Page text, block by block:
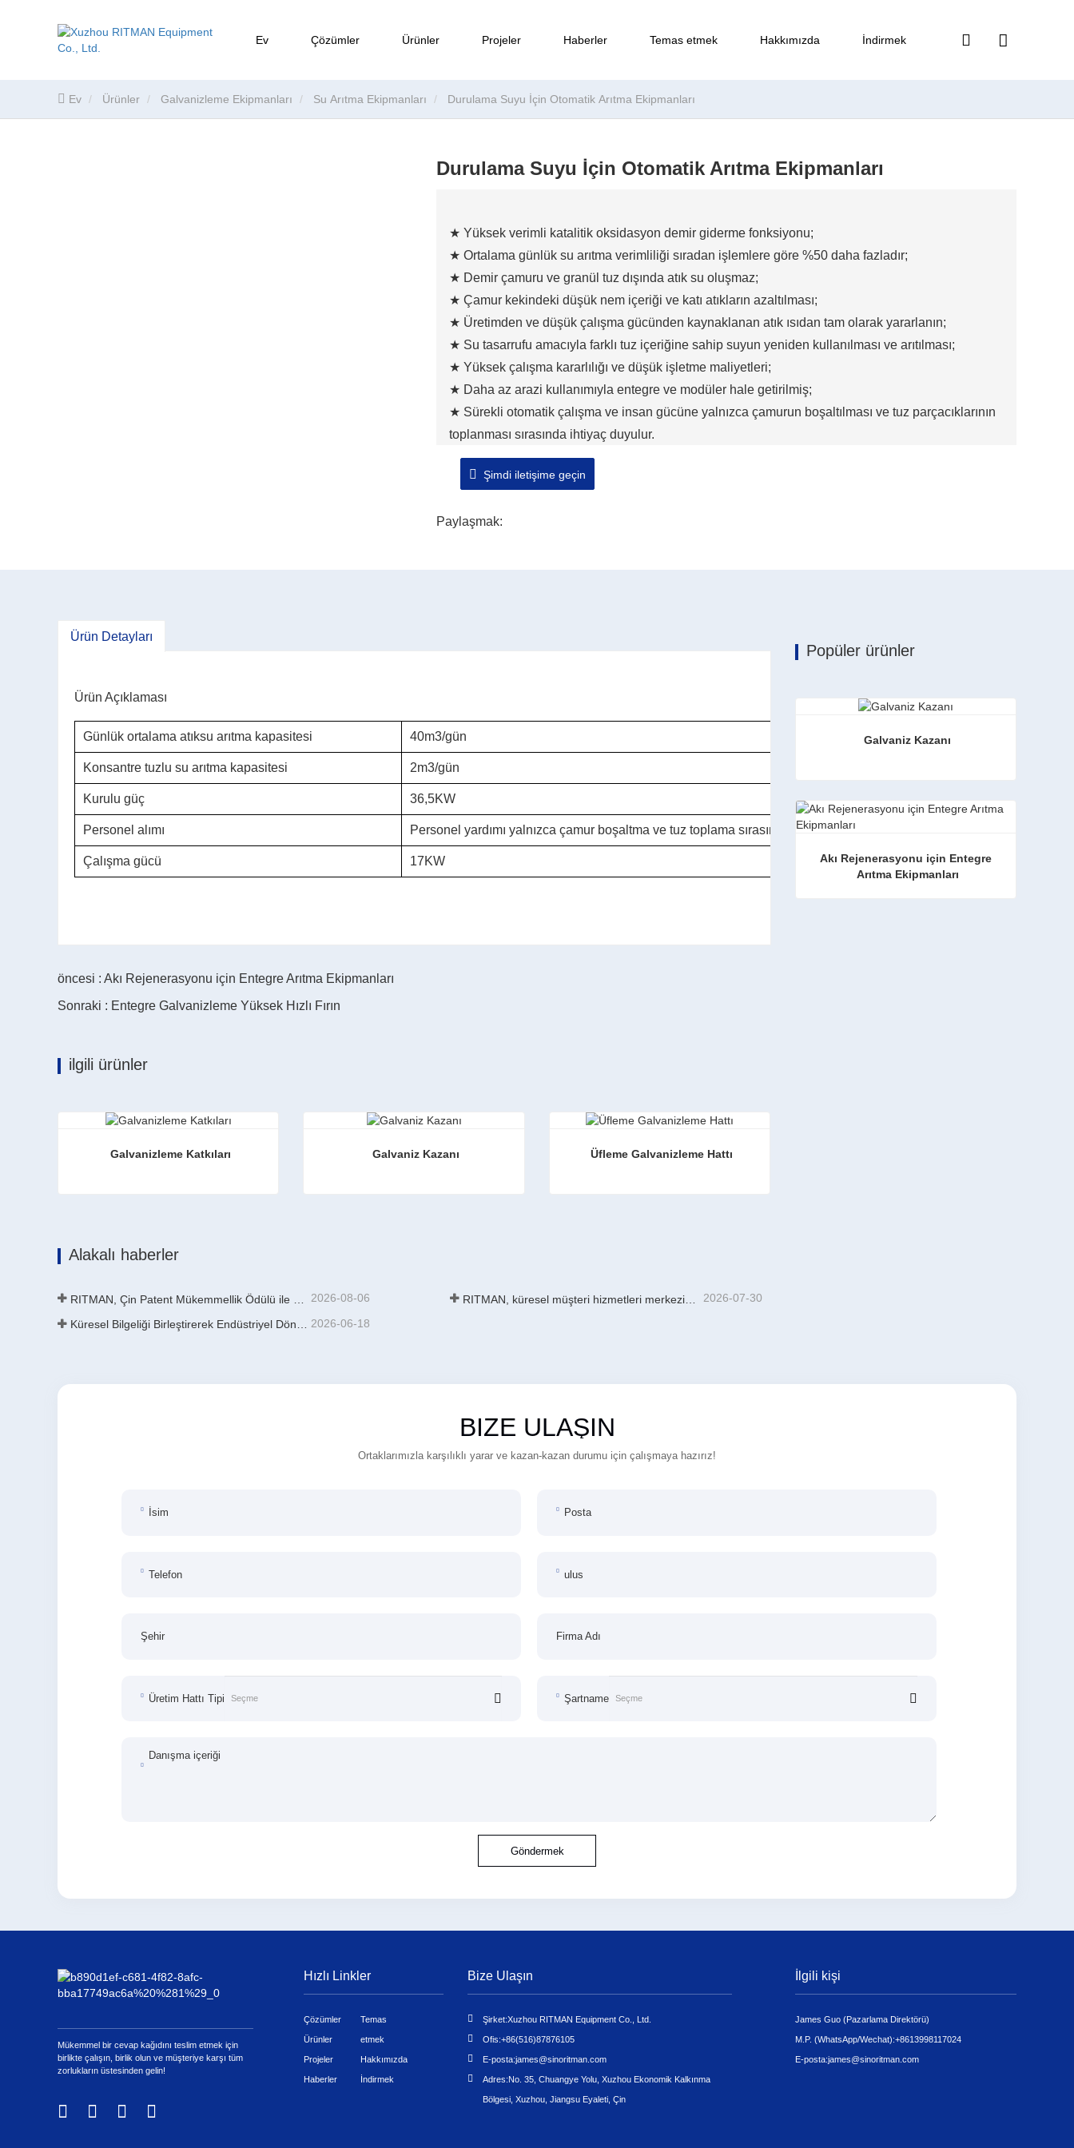
Ev Çözümler Ürünler Projeler Haberler Temas etmek Hakkımızda İndirmek
Ev Ürünler Galvanizleme Ekipmanları Su Arıtma Ekipmanları Durulama Suyu İçin Otomatik Arıtma Ekipmanları
Durulama Suyu İçin Otomatik Arıtma Ekipmanları
★ Yüksek verimli katalitik oksidasyon demir giderme fonksiyonu;
★ Ortalama günlük su arıtma verimliliği sıradan işlemlere göre %50 daha fazladır;
★ Demir çamuru ve granül tuz dışında atık su oluşmaz;
★ Çamur kekindeki düşük nem içeriği ve katı atıkların azaltılması;
★ Üretimden ve düşük çalışma gücünden kaynaklanan atık ısıdan tam olarak yararlanın;
★ Su tasarrufu amacıyla farklı tuz içeriğine sahip suyun yeniden kullanılması ve arıtılması;
★ Yüksek çalışma kararlılığı ve düşük işletme maliyetleri;
★ Daha az arazi kullanımıyla entegre ve modüler hale getirilmiş;
★ Sürekli otomatik çalışma ve insan gücüne yalnızca çamurun boşaltılması ve tuz parçacıklarının
toplanması sırasında ihtiyaç duyulur.
Şimdi iletişime geçin
Paylaşmak:
Ürün Detayları
Ürün Açıklaması
Günlük ortalama atıksu arıtma kapasitesi 40m3/gün
Konsantre tuzlu su arıtma kapasitesi 2m3/gün
Kurulu güç 36,5KW
Personel alımı Personel yardımı yalnızca çamur boşaltma ve tuz toplama sırasında gereklidir
Çalışma gücü 17KW
öncesi : Akı Rejenerasyonu için Entegre Arıtma Ekipmanları
Sonraki : Entegre Galvanizleme Yüksek Hızlı Fırın
ilgili ürünler
Galvanizleme Katkıları Galvaniz Kazanı Üfleme Galvanizleme Hattı
Alakalı haberler
2026-08-06 RITMAN, küresel müşteri hizmetleri merkezini açarak dünya çapındaki müşterilere yönelik tam yaşam döngüsü desteğini artırıyor 2026-07-30
2026-06-18
Popüler ürünler
Galvaniz Kazanı
Galvaniz Kazanı
Şimdi iletişime geçin
Akı Rejenerasyonu için Entegre
Arıtma Ekipmanları
BİZE ULAŞIN
Ortaklarımızla karşılıklı yarar ve kazan-kazan durumu için çalışmaya hazırız!
İsim Posta
Telefon ulus
Şehir Firma Adı
Üretim Hattı Tipi Şartname
Danışma içeriği
Göndermek
Mükemmel bir cevap kağıdını teslim etmek için
birlikte çalışın, birlik olun ve müşteriye karşı tüm
zorlukların üstesinden gelin!
Hızlı Linkler
Çözümler
Ürünler
Projeler
Haberler
Temas
etmek
Hakkımızda
İndirmek
Bize Ulaşın
Şirket:Xuzhou RITMAN Equipment Co., Ltd.
Ofis:+86(516)87876105
E-posta:james@sinoritman.com
Adres:No. 35, Chuangye Yolu, Xuzhou Ekonomik Kalkınma
Bölgesi, Xuzhou, Jiangsu Eyaleti, Çin
İlgili kişi
James Guo (Pazarlama Direktörü)
M.P. (WhatsApp/Wechat):+8613998117024
E-posta:james@sinoritman.com